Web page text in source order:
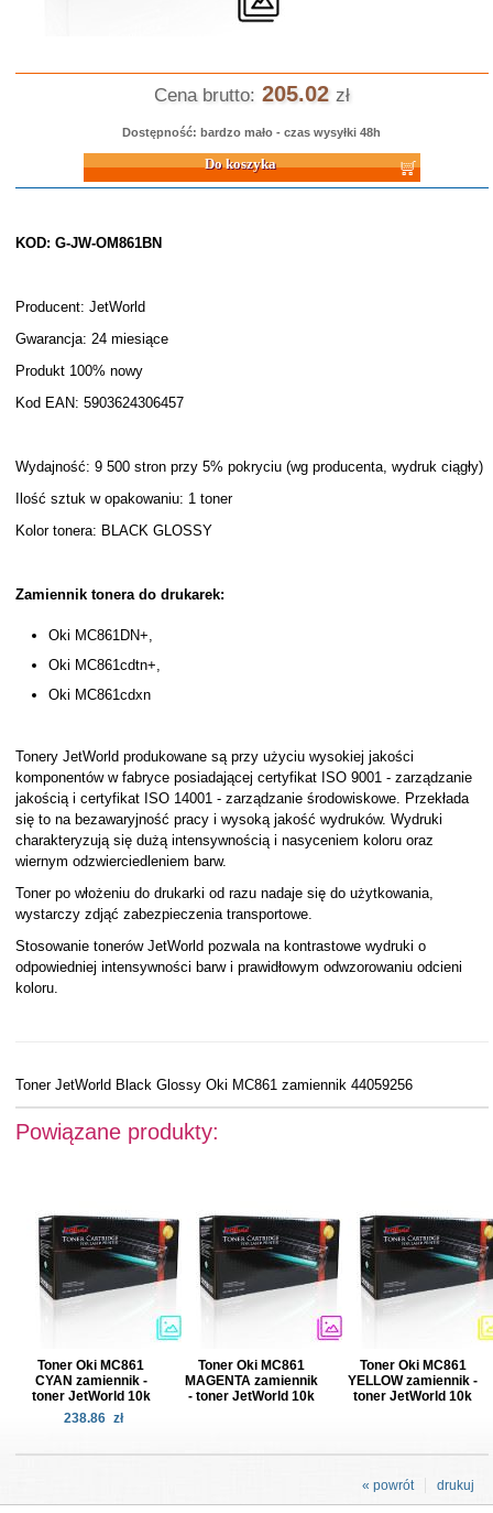
Cena brutto: 205.02 zł
Dostępność: bardzo mało - czas wysyłki 48h
Do koszyka
KOD: G-JW-OM861BN
Producent: JetWorld
Gwarancja: 24 miesiące
Produkt 100% nowy
Kod EAN: 5903624306457
Wydajność: 9 500 stron przy 5% pokryciu (wg producenta, wydruk ciągły)
Ilość sztuk w opakowaniu: 1 toner
Kolor tonera: BLACK GLOSSY
Zamiennik tonera do drukarek:
Oki MC861DN+,
Oki MC861cdtn+,
Oki MC861cdxn
Tonery JetWorld produkowane są przy użyciu wysokiej jakości
komponentów w fabryce posiadającej certyfikat ISO 9001 - zarządzanie
jakością i certyfikat ISO 14001 - zarządzanie środowiskowe. Przekłada
się to na bezawaryjność pracy i wysoką jakość wydruków. Wydruki
charakteryzują się dużą intensywnością i nasyceniem koloru oraz
wiernym odzwierciedleniem barw.
Toner po włożeniu do drukarki od razu nadaje się do użytkowania,
wystarczy zdjąć zabezpieczenia transportowe.
Stosowanie tonerów JetWorld pozwala na kontrastowe wydruki o
odpowiedniej intensywności barw i prawidłowym odwzorowaniu odcieni
koloru.
Toner JetWorld Black Glossy Oki MC861 zamiennik 44059256
Powiązane produkty:
Toner Oki MC861
CYAN zamiennik -
toner JetWorld 10k
238.86 zł
Toner Oki MC861
MAGENTA zamiennik
- toner JetWorld 10k
Toner Oki MC861
YELLOW zamiennik -
toner JetWorld 10k
drukuj
« powrót